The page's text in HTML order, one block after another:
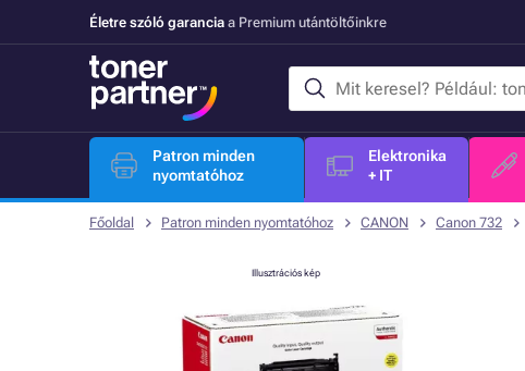
Életre szóló garancia a Premium utántöltőinkre
Patron minden
nyomtatóhoz
Elektronika
+ IT
Főoldal Patron minden nyomtatóhoz CANON Canon 732
Illusztrációs kép